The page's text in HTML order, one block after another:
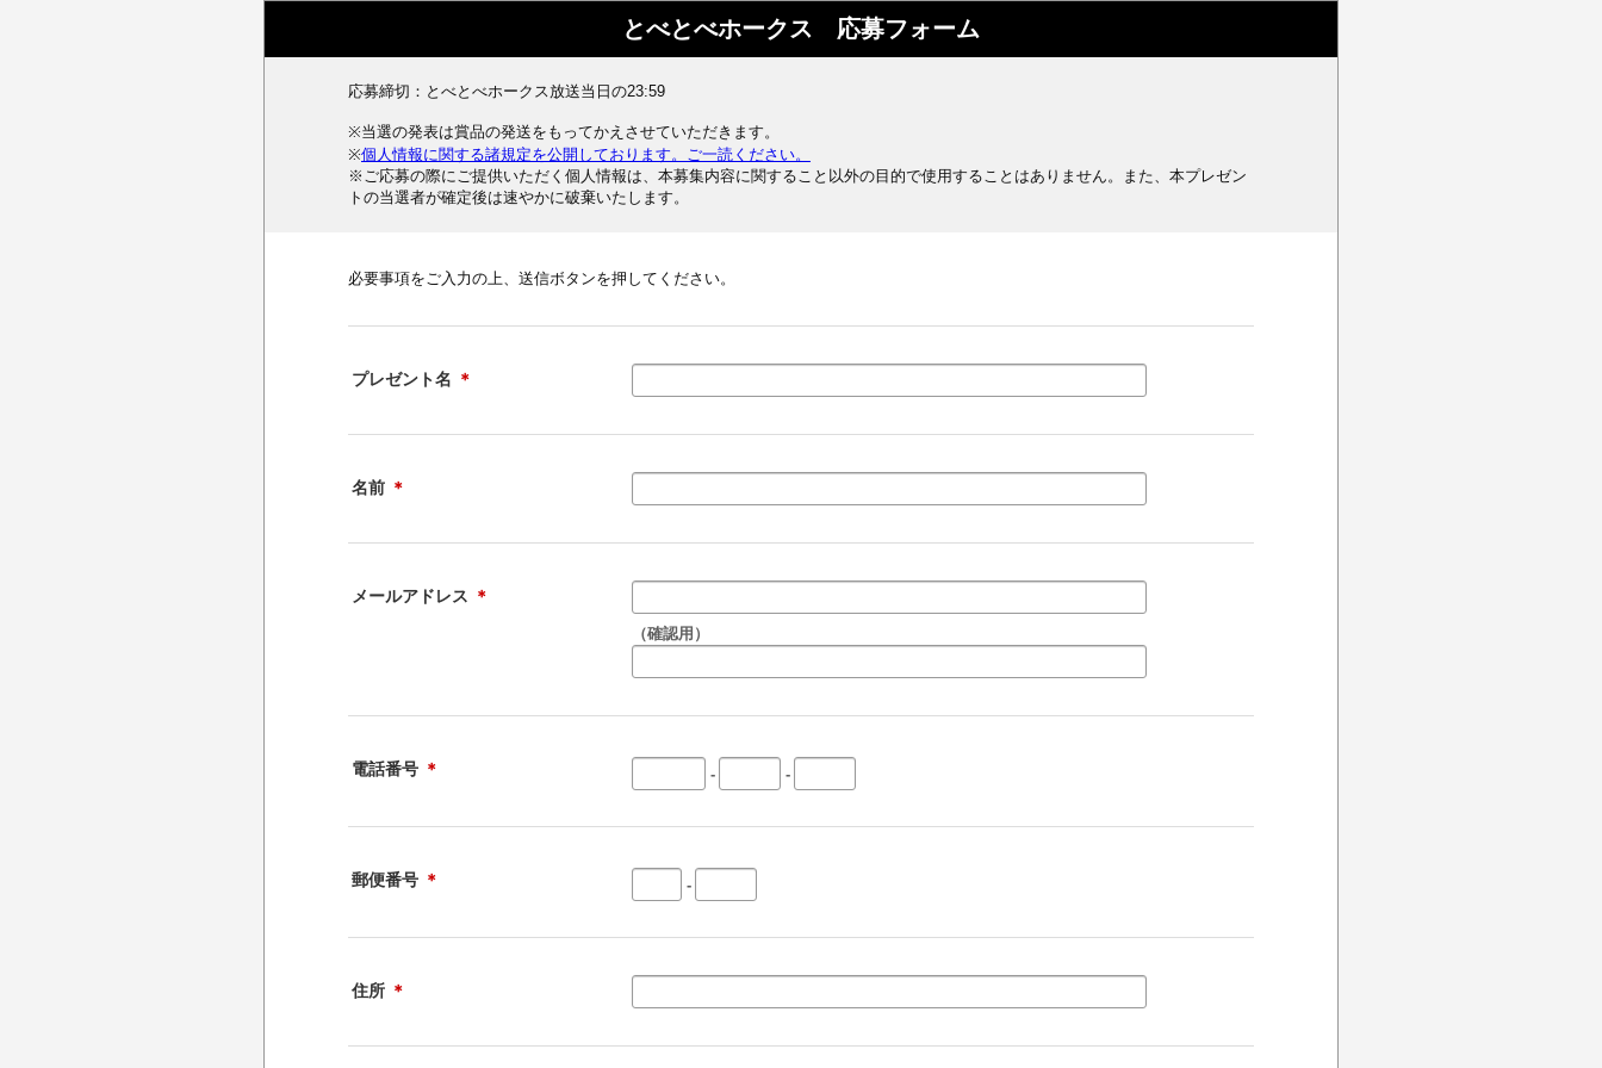
とべとべホークス 応募フォーム
応募締切：とべとべホークス放送当日の23:59
※当選の発表は賞品の発送をもってかえさせていただきます。
※個人情報に関する諸規定を公開しております。ご一読ください。
※ご応募の際にご提供いただく個人情報は、本募集内容に関すること以外の目的で使用することはありません。また、本プレゼン
トの当選者が確定後は速やかに破棄いたします。
必要事項をご入力の上、送信ボタンを押してください。
プレゼント名 ＊
名前 ＊
メールアドレス ＊
（確認用）
電話番号 ＊ - -
郵便番号 ＊ -
住所 ＊